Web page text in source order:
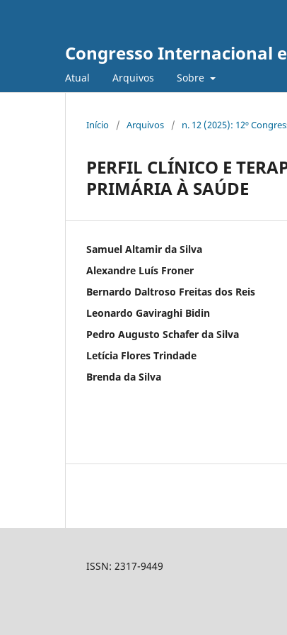
Congresso Internacional
Atual Arquivos Sobre
Início / Arquivos / n. 12 (2025): 12º
PERFIL CLÍNICO E
PRIMÁRIA À SAÚDE
Samuel Altamir da Silva
Alexandre Luís Froner
Bernardo Daltroso Freitas dos Reis
Leonardo Gaviraghi Bidin
Pedro Augusto Schafer da Silva
Letícia Flores Trindade
Brenda da Silva
ISSN: 2317-9449